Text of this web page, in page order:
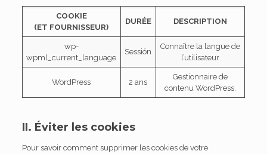
COOKIE
(ET FOURNISSEUR)
DURÉE DESCRIPTION
wp-
wpml_current_language
Sessión
Connaître la langue de
l’utilisateur
WordPress 2 ans
Gestionnaire de
contenu WordPress.
II. Éviter les cookies
Pour savoir comment supprimer les cookies de votre